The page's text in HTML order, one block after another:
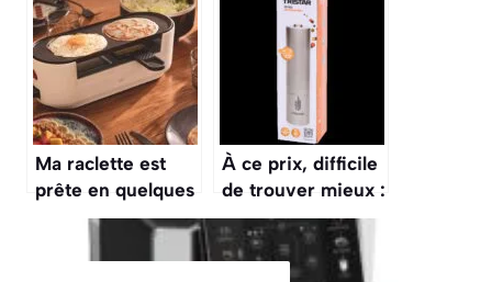
fait le café à la
maison
l’expresso broyeur
DeLonghi en
promotion chez
Boulanger
Ma raclette est
prête en quelques
minutes avec cet
appareil
À ce prix, difficile
de trouver mieux :
le moulin
électrique qu’on
va s’arracher chez